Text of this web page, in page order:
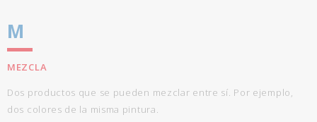
M
MEZCLA
Dos productos que se pueden mezclar entre sí. Por ejemplo,
dos colores de la misma pintura.